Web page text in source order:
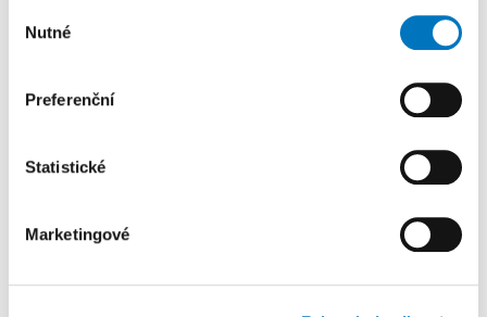
poloze, které mohou být přesné na několik metrů
skenování pro konkrétní charakteristiky (otisk prstu)
Zjistěte více o tom, jak zpracováváme vaše osobní
Svůj souhlas můžete kdykoliv změnit nebo odvolat v
K personalizaci obsahu a reklam, poskytování funkcí
souhlasu
Nutné
Preferenční
Statistické
Marketingové
PETRA KLEMENTOVÁ
08. 08.